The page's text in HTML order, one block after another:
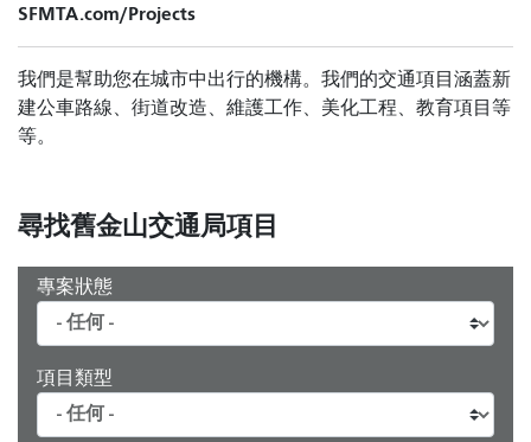
SFMTA.com/Projects
我們是幫助您在城市中出行的機構。我們的交通項目涵蓋新
建公車路線、街道改造、維護工作、美化工程、教育項目等
等。
尋找舊金山交通局項目
專案狀態
項目類型